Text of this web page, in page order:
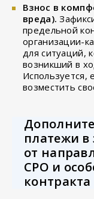
Взнос в
вреда).
предельной
организации-
для ситуаций,
возникший в
Используется,
возместить
платежи в
от
СРО и
контракта